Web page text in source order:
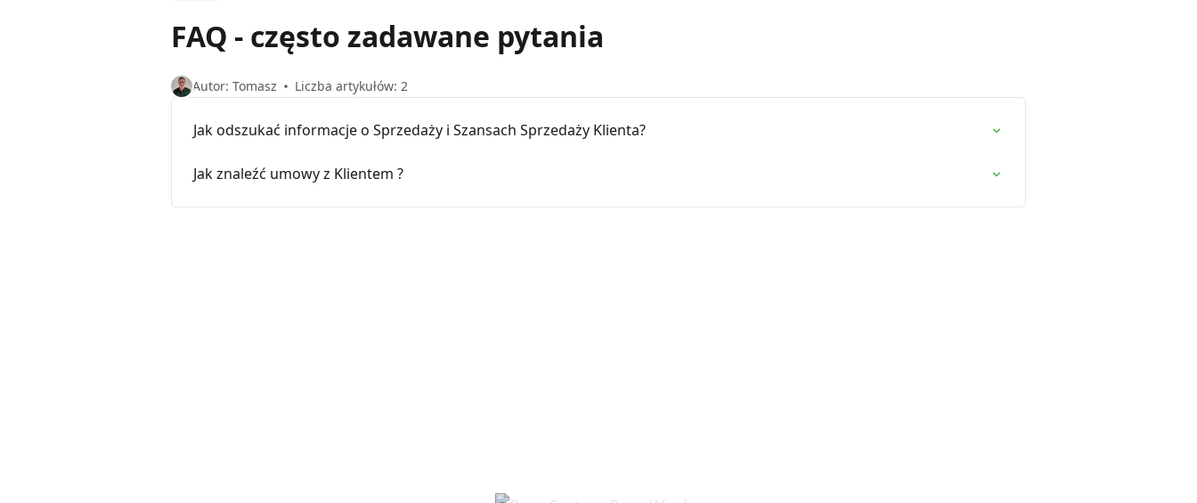
FAQ - często zadawane pytania
Autor: Tomasz Liczba artykułów: 2
Jak odszukać informacje o Sprzedaży i Szansach Sprzedaży Klienta?
Jak znaleźć umowy z Klientem ?